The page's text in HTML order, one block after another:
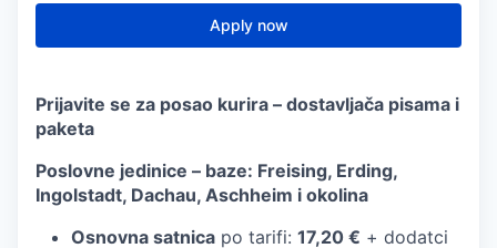
Apply now
Prijavite se za posao kurira – dostavljača pisama i
paketa
Poslovne jedinice – baze: Freising, Erding,
Ingolstadt, Dachau, Aschheim i okolina
Osnovna satnica po tarifi: 17,20 € + dodatci